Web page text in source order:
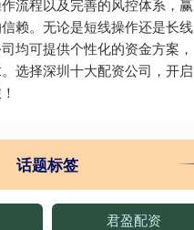
流程以及完善的风控体系，赢
赖。无论是短线操作还是长线
均可提供个性化的资金方案，
选择深圳十大配资公司，开启
话题标签
君盈配资